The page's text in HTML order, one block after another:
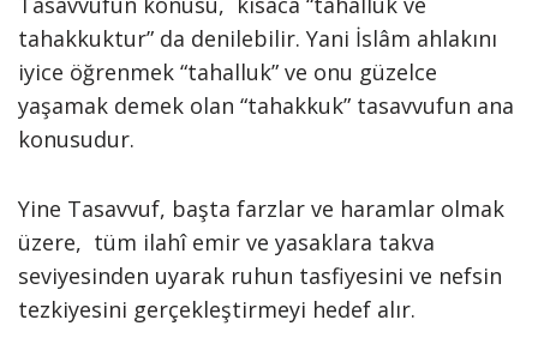
tahakkuktur” da denilebilir. Yani İslâm ahlakını
iyice öğrenmek “tahalluk” ve onu güzelce
yaşamak demek olan “tahakkuk” tasavvufun ana
konusudur.
Yine Tasavvuf, başta farzlar ve haramlar olmak
üzere, tüm ilahî emir ve yasaklara takva
seviyesinden uyarak ruhun tasfiyesini ve nefsin
tezkiyesini gerçekleştirmeyi hedef alır.